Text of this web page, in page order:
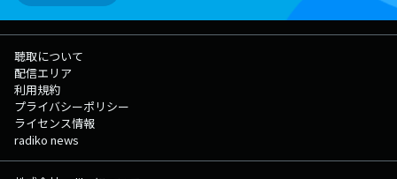
聴取について
配信エリア
利用規約
プライバシーポリシー
ライセンス情報
radiko news